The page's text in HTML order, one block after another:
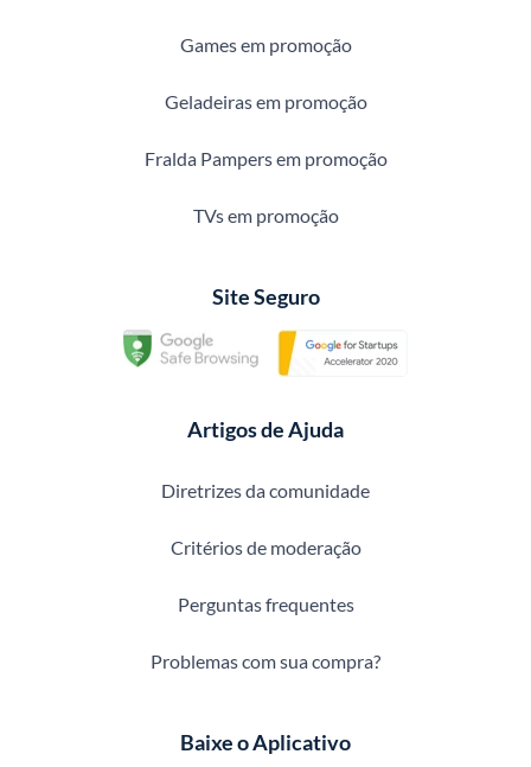
Games em promoção
Geladeiras em promoção
Fralda Pampers em promoção
TVs em promoção
Site Seguro
Artigos de Ajuda
Diretrizes da comunidade
Critérios de moderação
Perguntas frequentes
Problemas com sua compra?
Baixe o Aplicativo